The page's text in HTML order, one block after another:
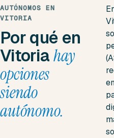
AUTÓNOMOS EN
VITORIA
Por qué en
Vitoriahay
opciones
siendo
autónomo.